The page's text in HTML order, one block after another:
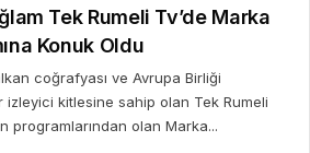
Tek Rumeli Tv’de Marka
Konuk Oldu
coğrafyası ve Avrupa Birliği
kitlesine sahip olan Tek Rumeli
programlarından olan Marka...